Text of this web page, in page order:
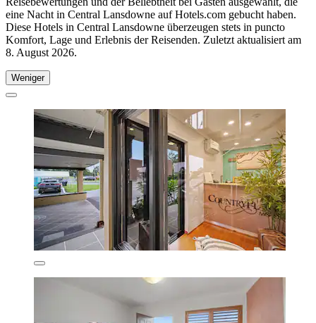
eine Nacht in Central Lansdowne auf Hotels.com gebucht haben.
Diese Hotels in Central Lansdowne überzeugen stets in puncto
Komfort, Lage und Erlebnis der Reisenden. Zuletzt aktualisiert am
8. August 2026.
Weniger